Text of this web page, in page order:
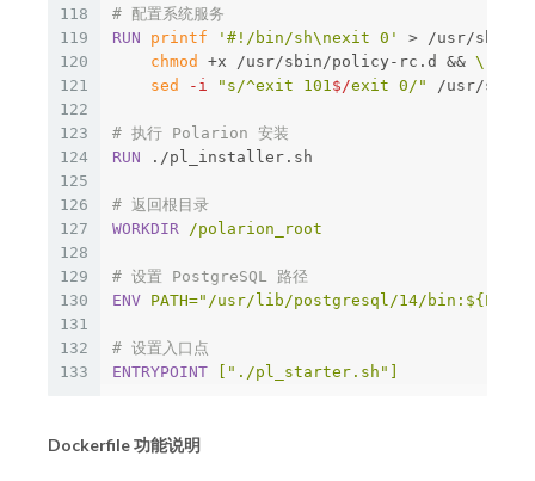
118
119
120
121
122
123
124
125
126
127
128
129
130
131
132
133
# 配置系统服务
RUN printf '#!/bin/sh\nexit 0' > /usr/sbin/
chmod
+x /usr/sbin/policy-rc.d &&
sed
-i "s/^exit 101$/exit 0/" /usr/
# 执行 Polarion 安装
RUN
./pl_installer.sh
# 返回根目录
WORKDIR /polarion_root
# 设置 PostgreSQL 路径
ENV PATH="/usr/lib/postgresql/14/
# 设置入口点
ENTRYPOINT ["./pl_starter.sh"]
Dockerfile 功能说明